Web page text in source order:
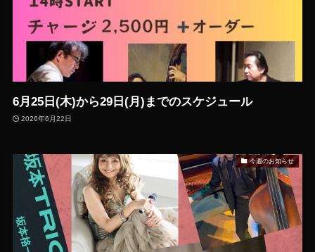
6月25日(木)から29日(月)までのスケジュール
2026年6月22日
今週のお知らせ